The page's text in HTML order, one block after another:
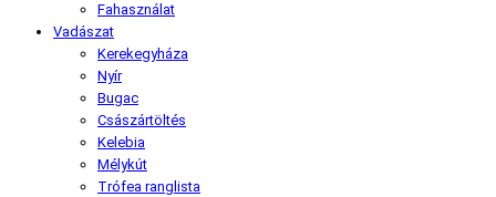
Fahasználat
Vadászat
Kerekegyháza
Nyír
Bugac
Császártöltés
Kelebia
Mélykút
Trófea ranglista